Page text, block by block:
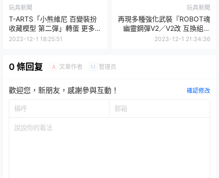
玩具新聞
T-ARTS「小熊維尼 百變裝扮
收藏模型 第二彈」轉蛋 更多不
同造型的維尼立體化！
2023-12-1 18:25:51
玩具新聞
再現多種強化武裝『ROBOT魂
幽靈鋼彈V2／V2改 互換組合
包』試作品公開！
2023-12-1 21:34:36
0 條回复 A 文章作者 M 管理员
歡迎您，新朋友，感謝參與互動！ 確認修改